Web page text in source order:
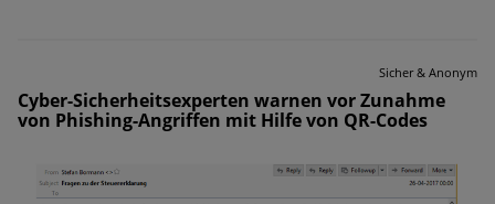
Sicher & Anonym
Cyber-Sicherheitsexperten warnen vor Zunahme
von Phishing-Angriffen mit Hilfe von QR-Codes